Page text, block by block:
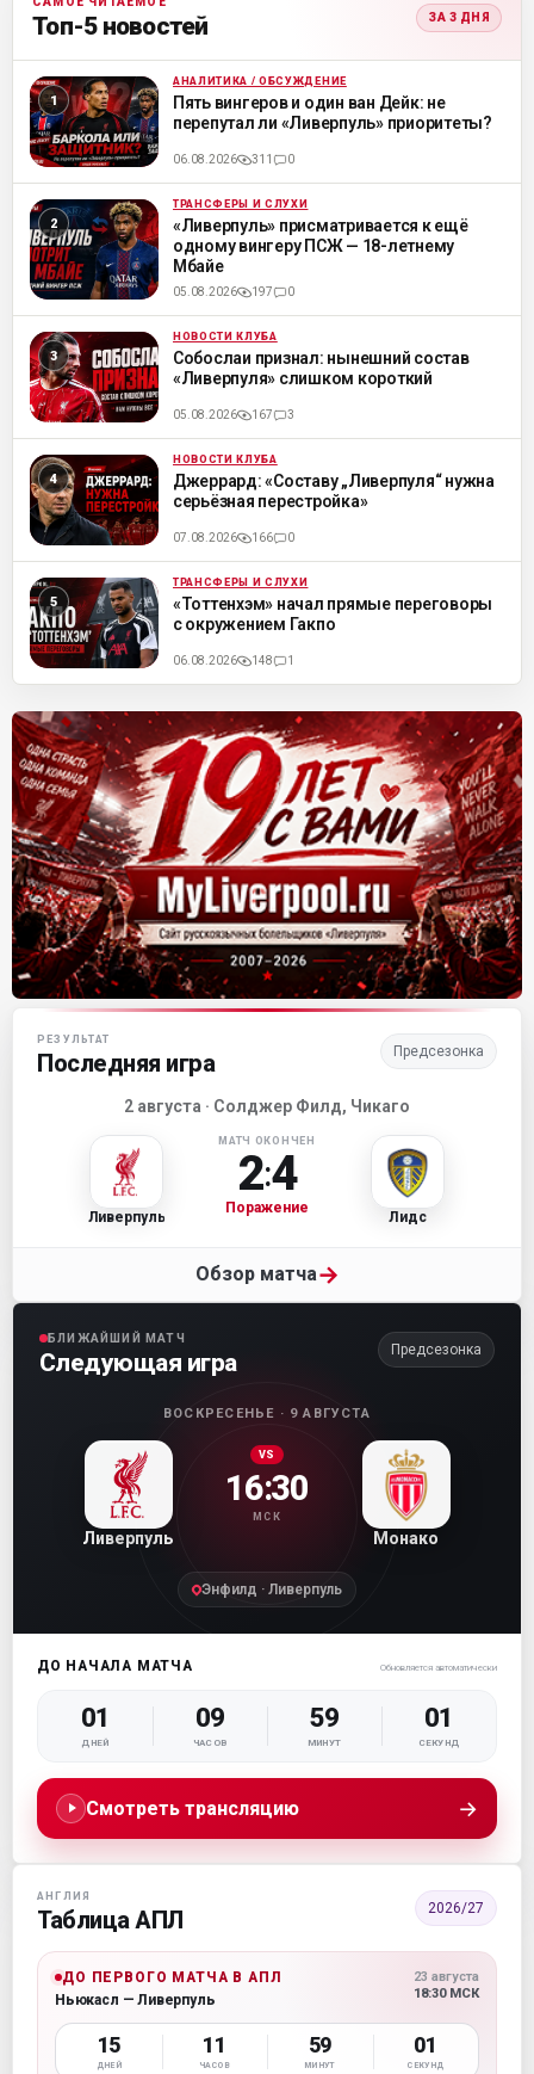
Топ-5 новостей ЗА 3 ДНЯ
ML АНАЛИТИКА / ОБСУЖДЕНИЕ
Пять вингеров и один ван Дейк: не
перепутал ли «Ливерпуль» приоритеты?
06.08.2026 311 0
ML ТРАНСФЕРЫ И СЛУХИ
«Ливерпуль» присматривается к ещё
одному вингеру ПСЖ — 18-летнему
Мбайе
05.08.2026 197 0
ML НОВОСТИ КЛУБА
Собослаи признал: нынешний состав
«Ливерпуля» слишком короткий
05.08.2026 167 3
ML НОВОСТИ КЛУБА
Джеррард: «Составу „Ливерпуля“ нужна
серьёзная перестройка»
07.08.2026 166 0
ML ТРАНСФЕРЫ И СЛУХИ
«Тоттенхэм» начал прямые переговоры
с окружением Гакпо
06.08.2026 148 1
Матч-центр «Ливерпуля»
РЕЗУЛЬТАТ
Последняя игра Предсезонка
2 августа · Солджер Филд, Чикаго
Ливерпуль
МАТЧ ОКОНЧЕН
2:4
Поражение
Лидс
Обзор матча→
БЛИЖАЙШИЙ МАТЧ
Следующая игра Предсезонка
ВОСКРЕСЕНЬЕ · 9 АВГУСТА
Ливерпуль
VS
16:30
МСК
Монако
Энфилд · Ливерпуль
ДО НАЧАЛА МАТЧА Обновляется автоматически
01
ДНЕЙ
09
ЧАСОВ
59
МИНУТ
00
СЕКУНД
Смотреть трансляцию →
АНГЛИЯ
Таблица АПЛ 2026/27
ДО ПЕРВОГО МАТЧА В АПЛ
Ньюкасл — Ливерпуль
23 августа
18:30 МСК
15
ДНЕЙ
11
ЧАСОВ
59
МИНУТ
00
СЕКУНД